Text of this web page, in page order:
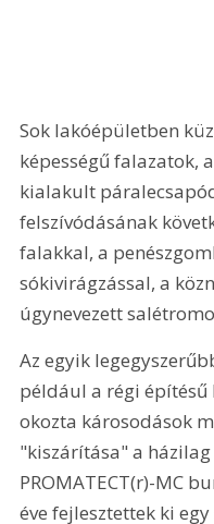
Sok lakóépületben
képességű falazatok,
kialakult
felszívódásának
falakkal, a
sókivirágzással, a
úgynevezett
Az egyik
például a régi építésű
okozta károsodások
"kiszárítása" a
PROMATECT(r)-MC
éve fejlesztettek ki